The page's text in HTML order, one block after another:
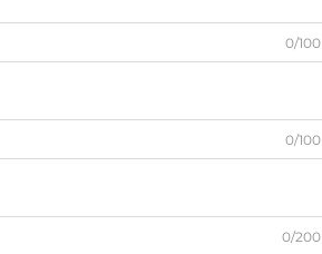
0/100
0/100
0/200